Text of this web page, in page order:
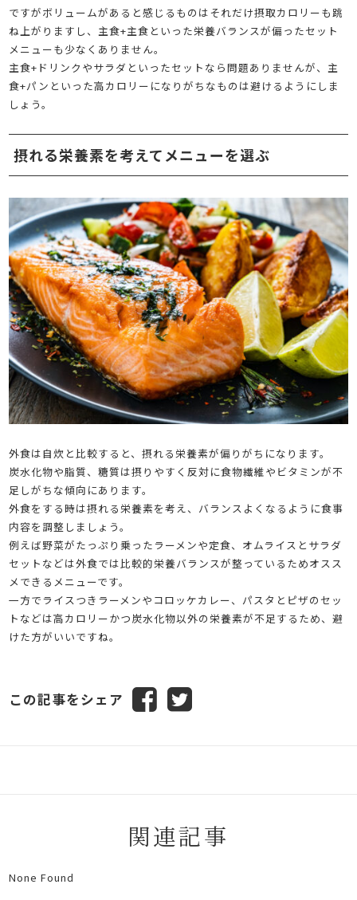
ですがボリュームがあると感じるものはそれだけ摂取カロリーも跳
ね上がりますし、主食+主食といった栄養バランスが偏ったセット
メニューも少なくありません。
主食+ドリンクやサラダといったセットなら問題ありませんが、主
食+パンといった高カロリーになりがちなものは避けるようにしま
しょう。
摂れる栄養素を考えてメニューを選ぶ
外食は自炊と比較すると、摂れる栄養素が偏りがちになります。
炭水化物や脂質、糖質は摂りやすく反対に食物繊維やビタミンが不
足しがちな傾向にあります。
外食をする時は摂れる栄養素を考え、バランスよくなるように食事
内容を調整しましょう。
例えば野菜がたっぷり乗ったラーメンや定食、オムライスとサラダ
セットなどは外食では比較的栄養バランスが整っているためオスス
メできるメニューです。
一方でライスつきラーメンやコロッケカレー、パスタとピザのセッ
トなどは高カロリーかつ炭水化物以外の栄養素が不足するため、避
けた方がいいですね。
この記事をシェア
関連記事
None Found